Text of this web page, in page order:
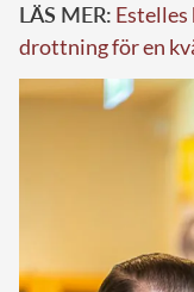
LÄS MER:
drottning för en